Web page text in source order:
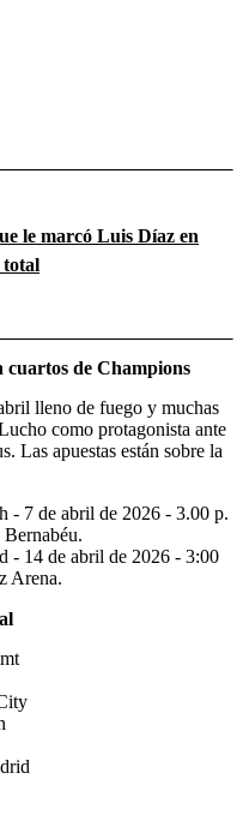
le marcó Luis Díaz en
total
de Champions
lleno de fuego y muchas
como protagonista ante
Las apuestas están sobre la
- 7 de abril de 2026 - 3.00 p.
- 14 de abril de 2026 - 3:00
Arena.